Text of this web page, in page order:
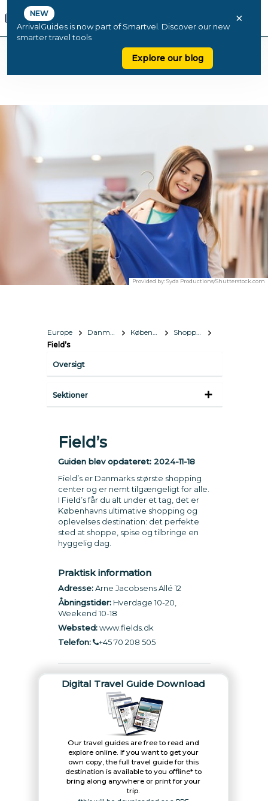
NEW
ArrivalGuides is now part of Smartvel. Discover our new
smarter travel tools
Explore our blog
×
Provided by:Syda Productions/Shutterstock.com
Europe Danmark København
Shopping
Field’s
Oversigt
Sektioner
Field’s
Guiden blev opdateret: 2024-11-18
Field’s er Danmarks største shopping
center og er nemt tilgængeligt for alle.
I Field’s får du alt under et tag, det er
Københavns ultimative shopping og
oplevelses destination: det perfekte
sted at shoppe, spise og tilbringe en
hyggelig dag.
Praktisk information
Adresse:Arne Jacobsens Allé 12
Åbningstider:Hverdage 10-20,
Weekend 10-18
Websted: www.fields.dk
Telefon:
+45 70 208 505
Digital Travel Guide Download
Our travel guides are free to read and
explore online. If you want to get your
own copy, the full travel guide for this
destination is available to you offline* to
bring along anywhere or print for your
trip.​